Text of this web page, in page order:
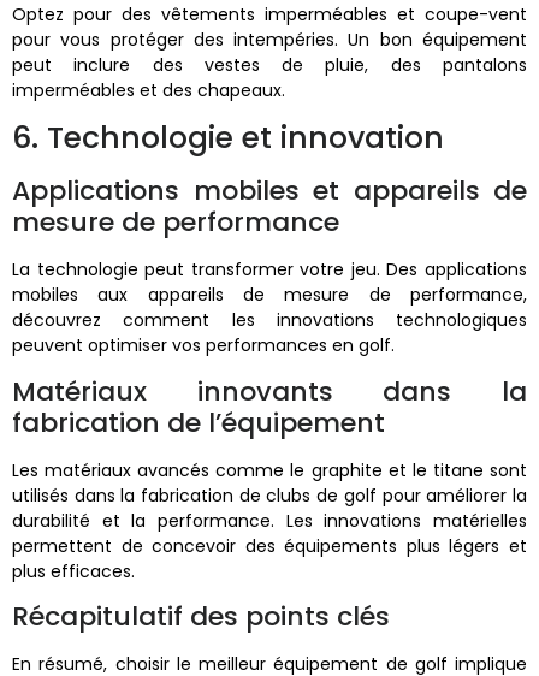
Optez pour des vêtements imperméables et coupe-vent
pour vous protéger des intempéries. Un bon équipement
peut inclure des vestes de pluie, des pantalons
imperméables et des chapeaux.
6. Technologie et innovation
Applications mobiles et appareils de
mesure de performance
La technologie peut transformer votre jeu. Des applications
mobiles aux appareils de mesure de performance,
découvrez comment les innovations technologiques
peuvent optimiser vos performances en golf.
Matériaux innovants dans la
fabrication de l’équipement
Les matériaux avancés comme le graphite et le titane sont
utilisés dans la fabrication de clubs de golf pour améliorer la
durabilité et la performance. Les innovations matérielles
permettent de concevoir des équipements plus légers et
plus efficaces.
Récapitulatif des points clés
En résumé, choisir le meilleur équipement de golf implique